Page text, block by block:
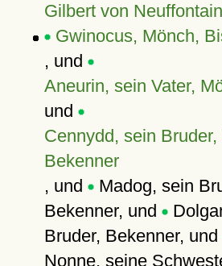
Gilbert von
Gwinocus, Mönch,
, und
Aneurin, sein Vater,
und
Cennydd, sein Bruder,
Bekenner
, und Madog, sein
Bekenner, und
Bruder, Bekenner, und
Nonne, seine